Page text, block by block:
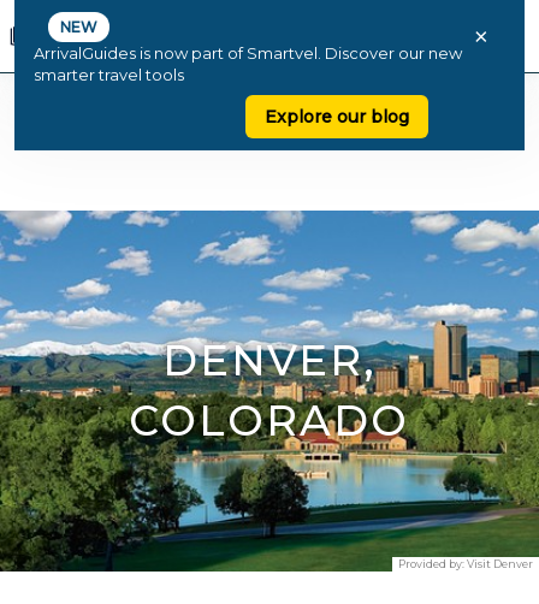
NEW
ArrivalGuides is now part of Smartvel. Discover our new
smarter travel tools
Explore our blog
×
DENVER,
COLORADO
Provided by:Visit Denver